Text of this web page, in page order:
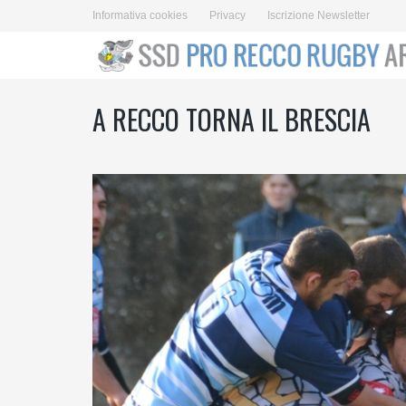
Informativa cookies Privacy Iscrizione Newsletter
A RECCO TORNA IL BRESCIA